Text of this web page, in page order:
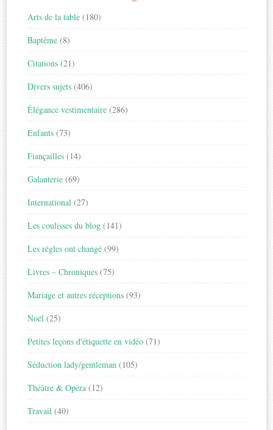
Arts de la table (180)
Baptême (8)
Citations (21)
Divers sujets (406)
Élégance vestimentaire (286)
Enfants (73)
Fiançailles (14)
Galanterie (69)
International (27)
Les coulisses du blog (141)
Les règles ont changé (99)
Livres – Chroniques (75)
Mariage et autres réceptions (93)
Noël (25)
Petites leçons d'étiquette en vidéo (71)
Séduction lady/gentleman (105)
Théâtre & Opéra (12)
Travail (40)